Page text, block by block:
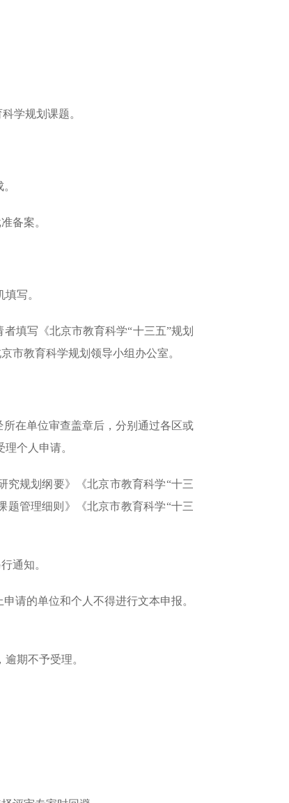
学规划课题。
备案。
写。
填写《北京市教育科学“十三五”规划
市教育科学规划领导小组办公室。
在单位审查盖章后，分别通过各区或
个人申请。
规划纲要》《北京市教育科学“十三
题管理细则》《北京市教育科学“十三
通知。
请的单位和个人不得进行文本申报。
期不予受理。